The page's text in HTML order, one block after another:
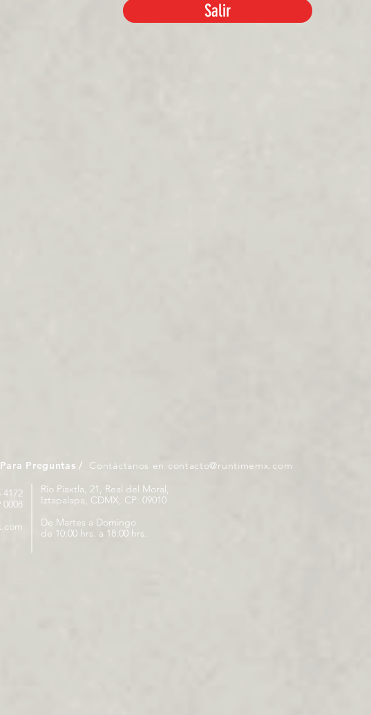
Salir
Para Preguntas / Contáctanos en contacto@runtimemx.com
Rio Piaxtla, 21, Real del Moral,
Iztapalapa, CDMX, CP: 09010
De Martes a Domingo
de 10:00 hrs. a 18:00 hrs.
4172
0008